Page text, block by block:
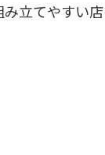
立てやすい